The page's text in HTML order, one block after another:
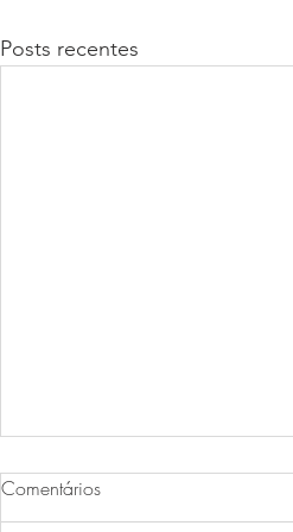
Posts recentes
Comentários